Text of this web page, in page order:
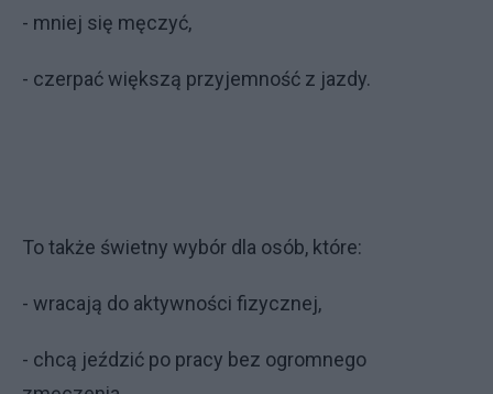
- mniej się męczyć,
- czerpać większą przyjemność z jazdy.
To także świetny wybór dla osób, które:
- wracają do aktywności fizycznej,
- chcą jeździć po pracy bez ogromnego